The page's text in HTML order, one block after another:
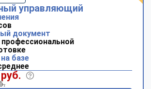
управляющий
документ
базе